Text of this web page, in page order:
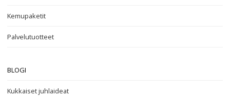
Kemupaketit
Palvelutuotteet
BLOGI
Kukkaiset juhlaideat